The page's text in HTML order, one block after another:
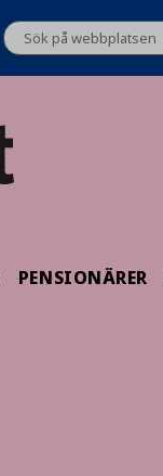
PENSIONÄRER